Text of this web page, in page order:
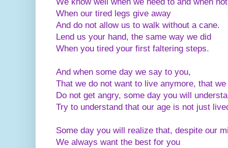
When our tired legs give away
And do not allow us to walk without a cane.
Lend us your hand, the same way we did
When you tired your first faltering steps.
And when some day we say to you,
That we do not want to live anymore, that
Do not get angry, some day you will
Try to understand that our age is not just
Some day you will realize that, despite our
We always want the best for you